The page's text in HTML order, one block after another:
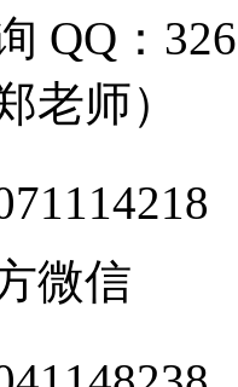
QQ：
老师）
微信